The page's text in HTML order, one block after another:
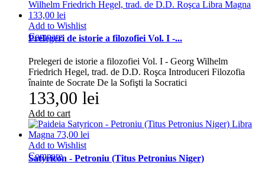
Add to Wishlist
Compare
Prelegeri de istorie a filozofiei Vol. I -...
Prelegeri de istorie a filozofiei Vol. I - Georg Wilhelm
Friedrich Hegel, trad. de D.D. Roşca Introduceri Filozofia
înainte de Socrate De la Sofişti la Socratici
133,00 lei
Add to cart
Add to Wishlist
Compare
Satyricon - Petroniu (Titus Petronius Niger)